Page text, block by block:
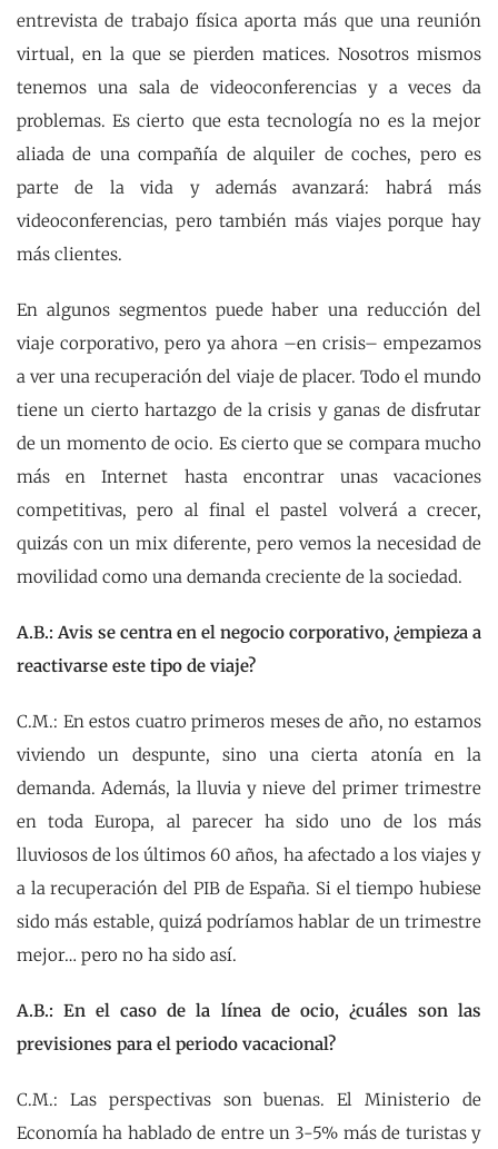
entrevista de trabajo física aporta más que una reunión
virtual, en la que se pierden matices. Nosotros mismos
tenemos una sala de videoconferencias y a veces da
problemas. Es cierto que esta tecnología no es la mejor
aliada de una compañía de alquiler de coches, pero es
parte de la vida y además avanzará: habrá más
videoconferencias, pero también más viajes porque hay
más clientes.
En algunos segmentos puede haber una reducción del
viaje corporativo, pero ya ahora –en crisis– empezamos
a ver una recuperación del viaje de placer. Todo el mundo
tiene un cierto hartazgo de la crisis y ganas de disfrutar
de un momento de ocio. Es cierto que se compara mucho
más en Internet hasta encontrar unas vacaciones
competitivas, pero al final el pastel volverá a crecer,
quizás con un mix diferente, pero vemos la necesidad de
movilidad como una demanda creciente de la sociedad.
A.B.: Avis se centra en el negocio corporativo, ¿empieza a
reactivarse este tipo de viaje?
C.M.: En estos cuatro primeros meses de año, no estamos
viviendo un despunte, sino una cierta atonía en la
demanda. Además, la lluvia y nieve del primer trimestre
en toda Europa, al parecer ha sido uno de los más
lluviosos de los últimos 60 años, ha afectado a los viajes y
a la recuperación del PIB de España. Si el tiempo hubiese
sido más estable, quizá podríamos hablar de un trimestre
mejor… pero no ha sido así.
A.B.: En el caso de la línea de ocio, ¿cuáles son las
previsiones para el periodo vacacional?
C.M.: Las perspectivas son buenas. El Ministerio de
Economía ha hablado de entre un 3-5% más de turistas y